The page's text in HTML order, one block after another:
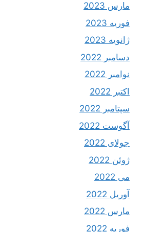
مارس 2023
فوریه 2023
ژانویه 2023
دسامبر 2022
نوامبر 2022
اکتبر 2022
سپتامبر 2022
آگوست 2022
جولای 2022
ژوئن 2022
می 2022
آوریل 2022
مارس 2022
فوریه 2022